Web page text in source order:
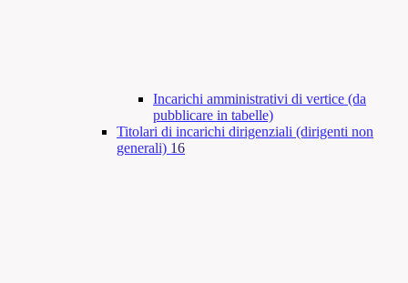
Incarichi amministrativi di vertice (da
pubblicare in tabelle)
Titolari di incarichi dirigenziali (dirigenti non
generali) 16